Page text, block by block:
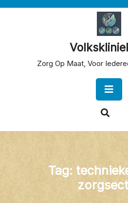
Zorg Op Maat, Voor
Tag: